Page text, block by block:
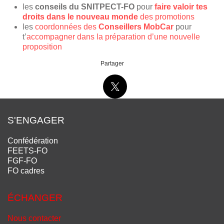
les conseils du SNITPECT-FO pour faire valoir tes
droits dans le nouveau monde des promotions
les coordonnées des Conseillers MobCar pour
t’accompagner dans la préparation d’une nouvelle
proposition
Partager
S'ENGAGER
Confédération
FEETS-FO
FGF-FO
FO cadres
ÉCHANGER
Nous contacter